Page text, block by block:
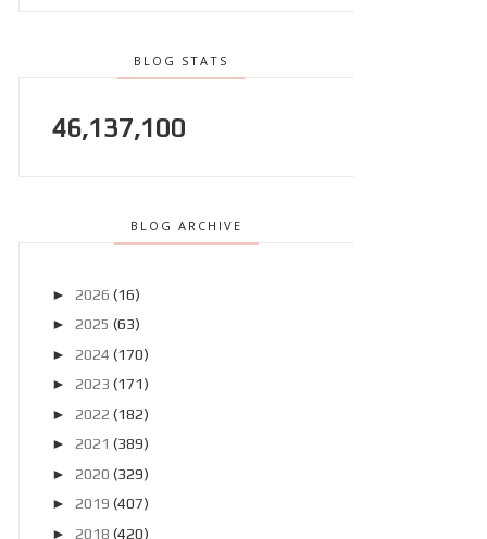
BLOG STATS
46,137,100
BLOG ARCHIVE
► 2026 (16)
► 2025 (63)
► 2024 (170)
► 2023 (171)
► 2022 (182)
► 2021 (389)
► 2020 (329)
► 2019 (407)
► 2018 (420)